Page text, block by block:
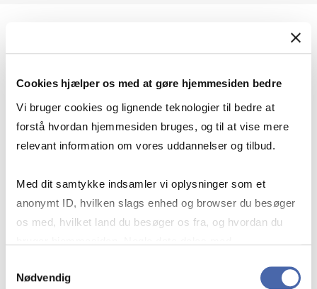
Cookies hjælper os med at gøre hjemmesiden bedre
Vi bruger cookies og lignende teknologier til bedre at
forstå hvordan hjemmesiden bruges, og til at vise mere
relevant information om vores uddannelser og tilbud.
Med dit samtykke indsamler vi oplysninger som et
anonymt ID, hvilken slags enhed og browser du besøger
os med, hvilket land du besøger os fra, og hvordan du
markedsføring. Du bestemmer selv - og kan altid trække
Nødvendig
Geopolitik og businesssikkerhed
navigerer man som virksomhed?